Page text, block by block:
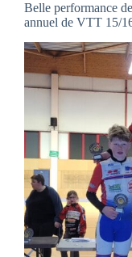
Belle performance
annuel de VTT 15/